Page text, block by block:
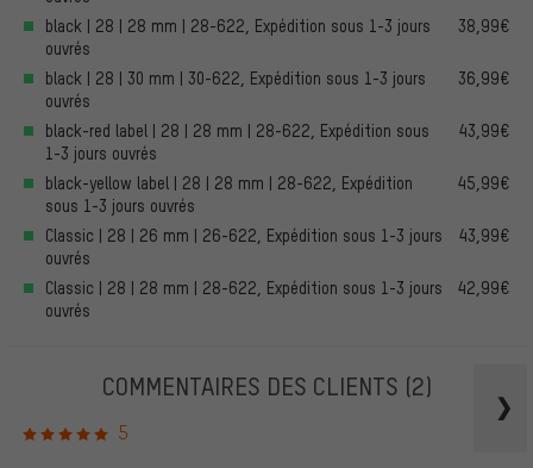
black | 28 | 28 mm | 28-622, Expédition sous 1-3 jours
ouvrés
38,99€
black | 28 | 30 mm | 30-622, Expédition sous 1-3 jours
ouvrés
36,99€
black-red label | 28 | 28 mm | 28-622, Expédition sous
1-3 jours ouvrés
43,99€
black-yellow label | 28 | 28 mm | 28-622, Expédition
sous 1-3 jours ouvrés
45,99€
Classic | 28 | 26 mm | 26-622, Expédition sous 1-3 jours
ouvrés
43,99€
Classic | 28 | 28 mm | 28-622, Expédition sous 1-3 jours
ouvrés
42,99€
COMMENTAIRES DES CLIENTS (2)
5